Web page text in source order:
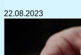
22.08.2023